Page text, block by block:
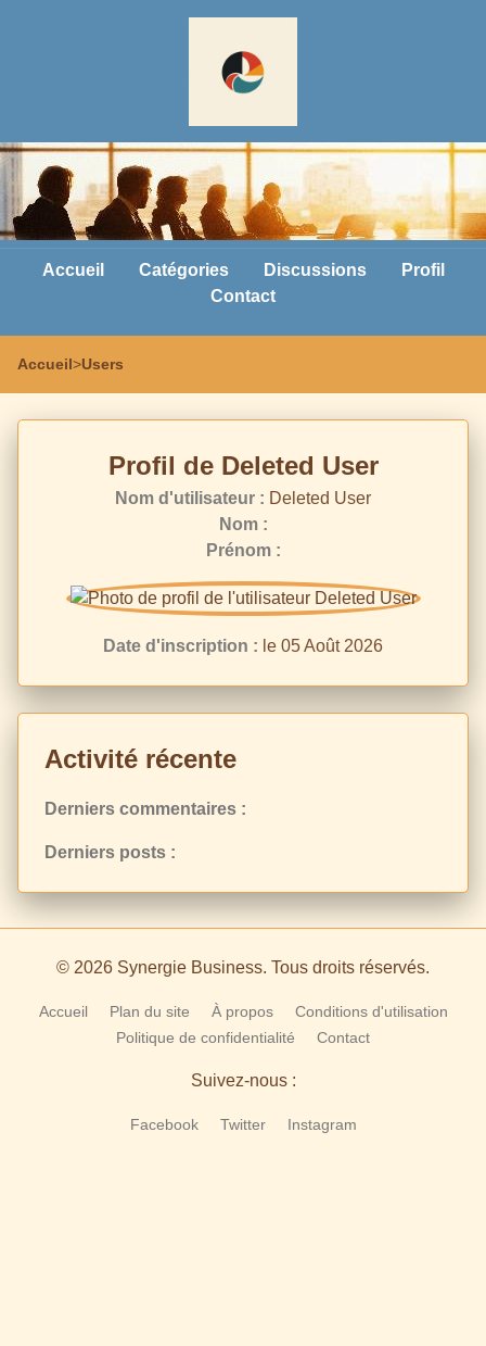
Accueil Catégories Discussions
Profil
Contact
Accueil>Users
Profil de Deleted User
Nom d'utilisateur : Deleted User
Nom :
Prénom :
Date d'inscription : le 05 Août 2026
Activité récente
Derniers commentaires :
Derniers posts :
© 2026 Synergie Business. Tous droits réservés.
Accueil Plan du site À propos
Conditions d'utilisation
Politique de confidentialité
Contact
Suivez-nous :
Facebook Twitter Instagram